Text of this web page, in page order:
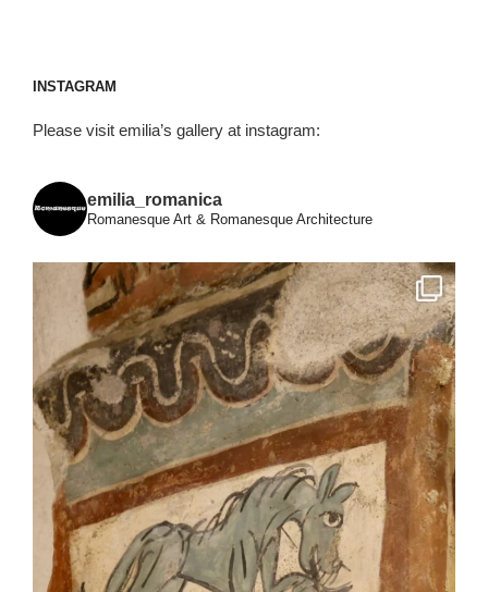
INSTAGRAM
Please visit emilia’s gallery at instagram:
emilia_romanica
Romanesque Art & Romanesque Architecture